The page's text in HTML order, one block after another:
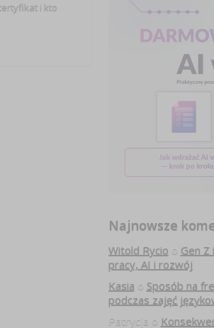
i kto
Najnowsze
Witold Rycio o Gen Z
pracy, AI i rozwój
Kasia o Sposób na
podczas zajęć
Patrycja o